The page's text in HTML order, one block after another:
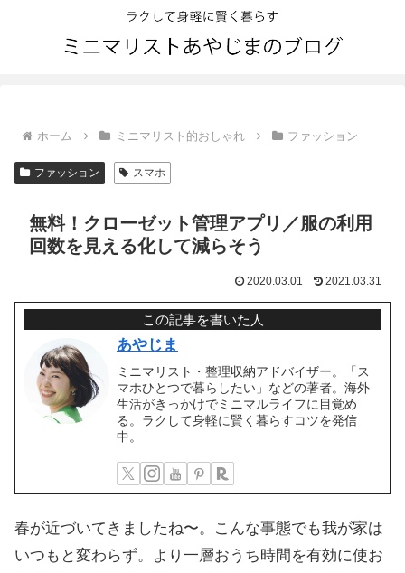
ホーム ミニマリスト的おしゃれ ファッション
ファッション スマホ
無料！クローゼット管理アプリ／服の利用
回数を見える化して減らそう
2020.03.01 2021.03.31
この記事を書いた人
あやじま
ミニマリスト・整理収納アドバイザー。「ス
マホひとつで暮らしたい」などの著者。海外
生活がきっかけでミニマルライフに目覚め
る。ラクして身軽に賢く暮らすコツを発信
中。
春が近づいてきましたね〜。こんな事態でも我が家は
いつもと変わらず。より一層おうち時間を有効に使お